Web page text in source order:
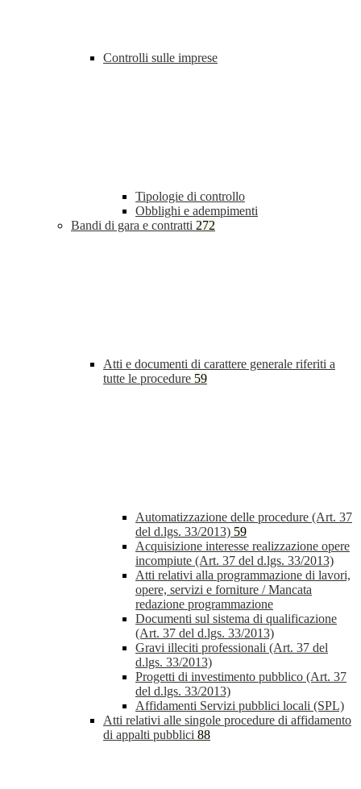
Controlli sulle imprese
Tipologie di controllo
Obblighi e adempimenti
Bandi di gara e contratti 272
Atti e documenti di carattere generale riferiti a
tutte le procedure 59
Automatizzazione delle procedure (Art. 37
del d.lgs. 33/2013) 59
Acquisizione interesse realizzazione opere
incompiute (Art. 37 del d.lgs. 33/2013)
Atti relativi alla programmazione di lavori,
opere, servizi e forniture / Mancata
redazione programmazione
Documenti sul sistema di qualificazione
(Art. 37 del d.lgs. 33/2013)
Gravi illeciti professionali (Art. 37 del
d.lgs. 33/2013)
Progetti di investimento pubblico (Art. 37
del d.lgs. 33/2013)
Affidamenti Servizi pubblici locali (SPL)
Atti relativi alle singole procedure di affidamento
di appalti pubblici 88